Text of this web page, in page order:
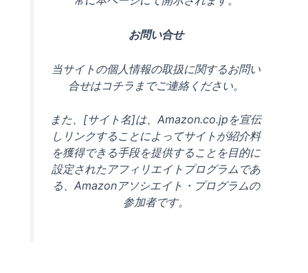
お問い合せ
当サイトの個人情報の取扱に関するお問い
合せはコチラまでご連絡ください。
また、[サイト名]は、Amazon.co.jpを宣伝
しリンクすることによってサイトが紹介料
を獲得できる手段を提供することを目的に
設定されたアフィリエイトプログラムであ
る、Amazonアソシエイト・プログラムの
参加者です。